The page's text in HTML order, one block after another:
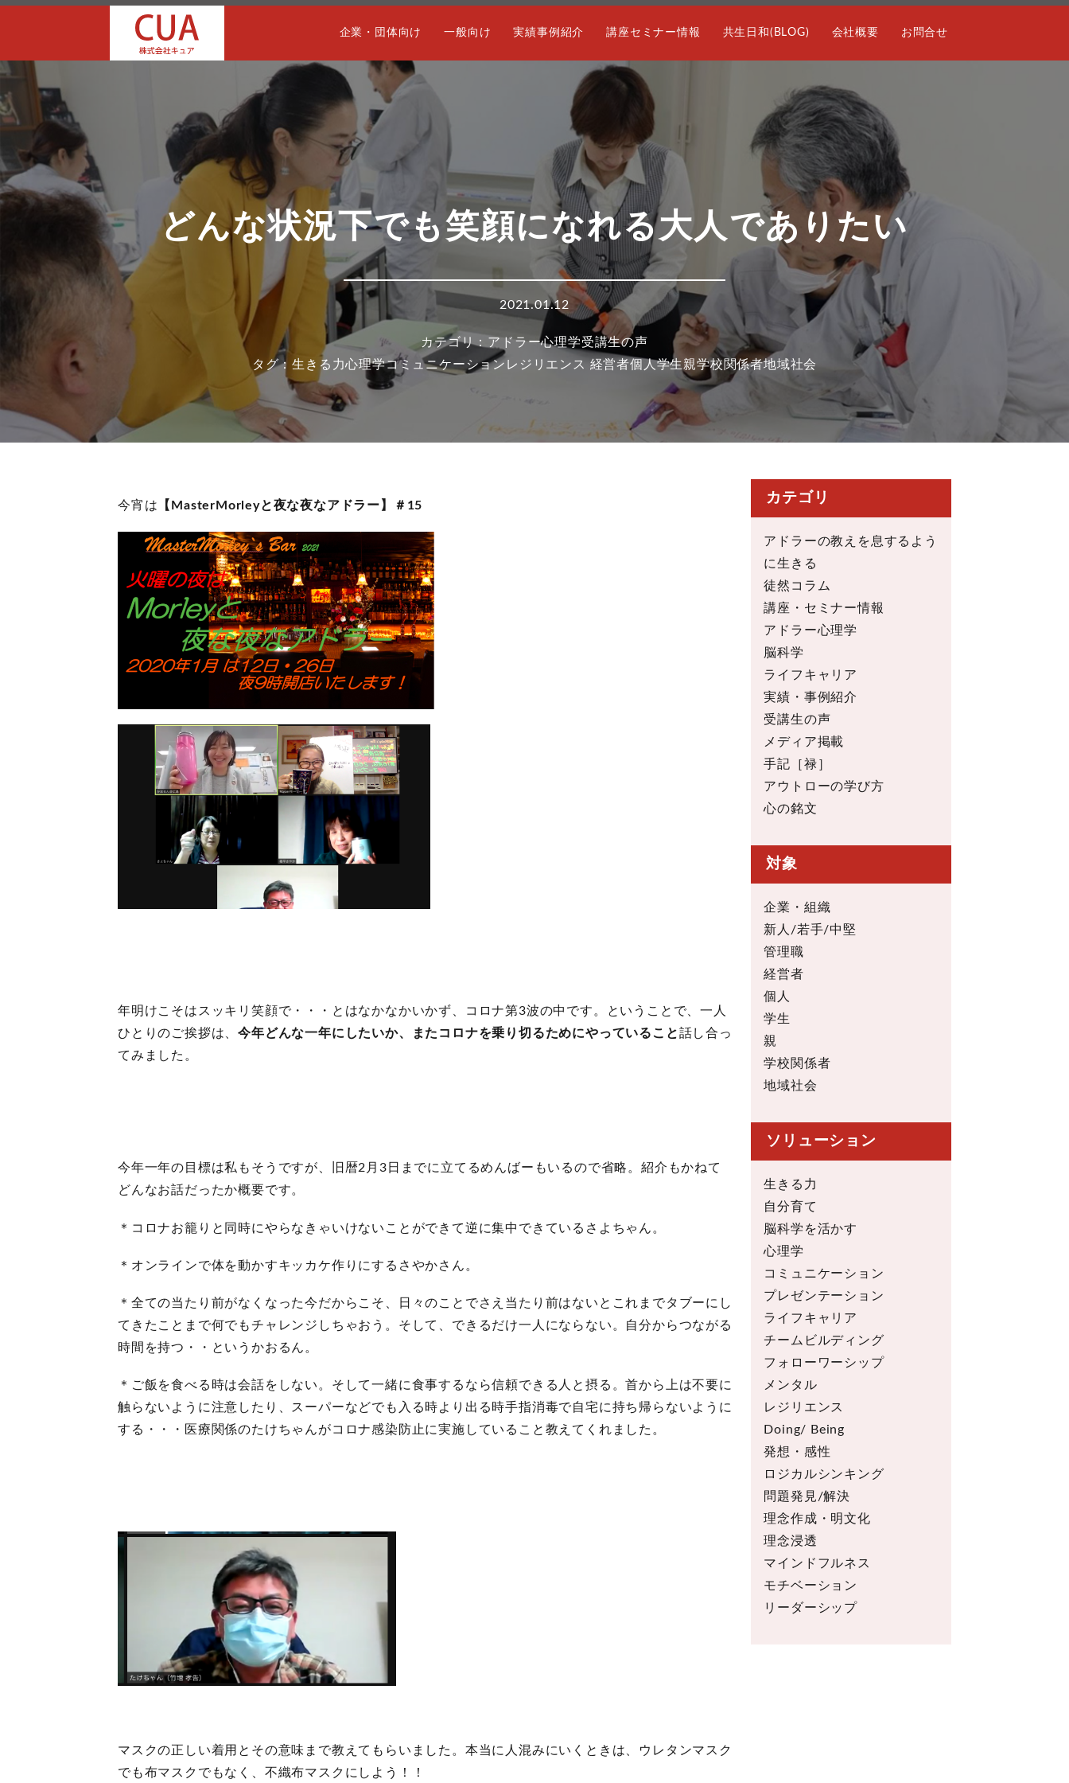
企業・団体向け 一般向け 実績事例紹介 講座セミナー情報 共生日和(BLOG) 会社概要 お問合せ
どんな状況下でも笑顔になれる大人でありたい
2021.01.12
アドラー心理学受講生の声
生きる力心理学コミュニケーション レジリエンス 経営者個人学生親学校関係者地域社会
今宵は 【MasterMorleyと夜な夜なアドラー】＃15
年明けこそはスッキリ笑顔で・・・とはなかなかいかず、コロナ第3波の中です。ということで、一人
ひとりのご挨拶は、今年どんな一年にしたいか、またコロナを乗り切るためにやっていること話し合っ
てみました。
今年一年の目標は私もそうですが、旧暦2月3日までに立てるめんばーもいるので省略。紹介もかねて
どんなお話だったか概要です。
＊コロナお籠りと同時にやらなきゃいけないことができて逆に集中できているさよちゃん。
＊オンラインで体を動かすキッカケ作りにするさやかさん。
＊全ての当たり前がなくなった今だからこそ、日々のことでさえ当たり前はないとこれまでタブーにし
てきたことまで何でもチャレンジしちゃおう。そして、できるだけ一人にならない。自分からつながる
時間を持つ・・というかおるん。
＊ご飯を食べる時は会話をしない。そして一緒に食事するなら信頼できる人と摂る。首から上は不要に
触らないように注意したり、スーパーなどでも入る時より出る時手指消毒で自宅に持ち帰らないように
する・・・医療関係のたけちゃんがコロナ感染防止に実施していること教えてくれました。
マスクの正しい着用とその意味まで教えてもらいました。本当に人混みにいくときは、ウレタンマスク
でも布マスクでもなく、不織布マスクにしよう！！
カテゴリ
アドラーの教えを息するよう
に生きる
徒然コラム
講座・セミナー情報
アドラー心理学
脳科学
ライフキャリア
実績・事例紹介
受講生の声
メディア掲載
手記［禄］
アウトローの学び方
心の銘文
対象
企業・組織
新人/若手/中堅
管理職
経営者
個人
学生
親
学校関係者
地域社会
ソリューション
生きる力
自分育て
脳科学を活かす
心理学
コミュニケーション
プレゼンテーション
ライフキャリア
チームビルディング
フォローワーシップ
メンタル
レジリエンス
Doing/ Being
発想・感性
ロジカルシンキング
問題発見/解決
理念作成・明文化
理念浸透
マインドフルネス
モチベーション
リーダーシップ